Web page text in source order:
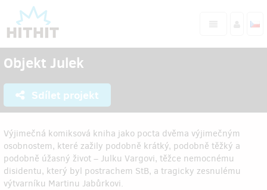
Objekt Julek
Sdílet projekt
Výjimečná komiksová kniha jako pocta dvěma výjimečným
osobnostem, které zažily podobně krátký, podobně těžký a
podobně úžasný život – Julku Vargovi, těžce nemocnému
disidentu, který byl postrachem StB, a tragicky zesnulému
výtvarníku Martinu Jabůrkovi.